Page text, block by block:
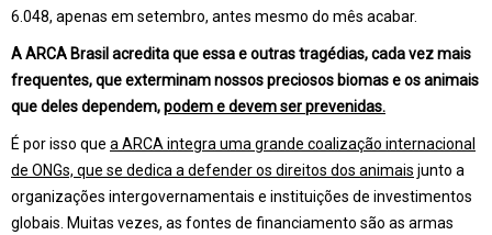
6.048, apenas em setembro, antes mesmo do mês acabar.
A ARCA Brasil acredita que essa e outras tragédias, cada vez mais
frequentes, que exterminam nossos preciosos biomas e os animais
que deles dependem,podem e devem ser prevenidas.
É por isso que a ARCA integra uma grande coalização internacional
de ONGs, que se dedica a defender os direitos dos animais junto a
organizações intergovernamentais e instituições de investimentos
globais. Muitas vezes, as fontes de financiamento são as armas